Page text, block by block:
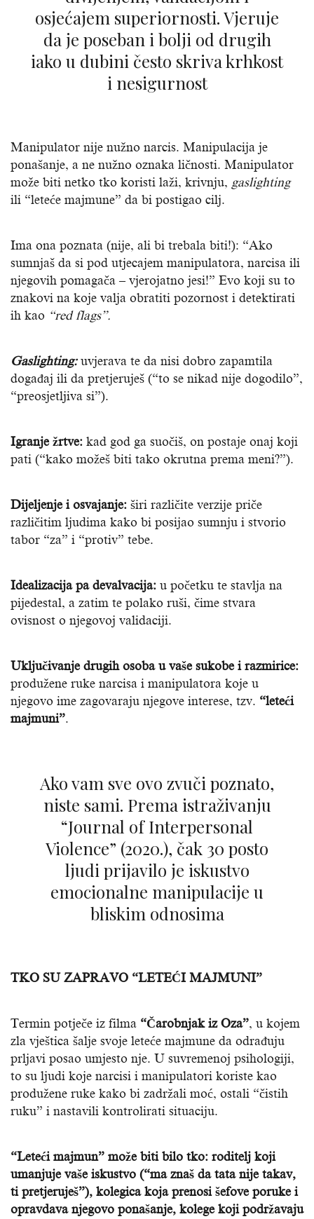
osjećajem superiornosti. Vjeruje
da je poseban i bolji od drugih
iako u dubini često skriva krhkost
i nesigurnost
Manipulator nije nužno narcis. Manipulacija je
ponašanje, a ne nužno oznaka ličnosti. Manipulator
može biti netko tko koristi laži, krivnju, gaslighting
ili “leteće majmune” da bi postigao cilj.
Ima ona poznata (nije, ali bi trebala biti!): “Ako
sumnjaš da si pod utjecajem manipulatora, narcisa ili
njegovih pomagača – vjerojatno jesi!” Evo koji su to
znakovi na koje valja obratiti pozornost i detektirati
ih kao “red flags”.
Gaslighting:uvjerava te da nisi dobro zapamtila
događaj ili da pretjeruješ (“to se nikad nije dogodilo”,
“preosjetljiva si”).
Igranje žrtve: kad god ga suočiš, on postaje onaj koji
pati (“kako možeš biti tako okrutna prema meni?”).
Dijeljenje i osvajanje: širi različite verzije priče
različitim ljudima kako bi posijao sumnju i stvorio
tabor “za” i “protiv” tebe.
Idealizacija pa devalvacija: u početku te stavlja na
pijedestal, a zatim te polako ruši, čime stvara
ovisnost o njegovoj validaciji.
Uključivanje drugih osoba u vaše sukobe i razmirice:
produžene ruke narcisa i manipulatora koje u
njegovo ime zagovaraju njegove interese, tzv. “leteći
majmuni”.
Ako vam sve ovo zvuči poznato,
niste sami. Prema istraživanju
“Journal of Interpersonal
Violence” (2020.), čak 30 posto
ljudi prijavilo je iskustvo
emocionalne manipulacije u
bliskim odnosima
TKO SU ZAPRAVO “LETEĆI MAJMUNI”
Termin potječe iz filma “Čarobnjak iz Oza”, u kojem
zla vještica šalje svoje leteće majmune da odrađuju
prljavi posao umjesto nje. U suvremenoj psihologiji,
to su ljudi koje narcisi i manipulatori koriste kao
produžene ruke kako bi zadržali moć, ostali “čistih
ruku” i nastavili kontrolirati situaciju.
“Leteći majmun” može biti bilo tko: roditelj koji
umanjuje vaše iskustvo (“ma znaš da tata nije takav,
ti pretjeruješ”), kolegica koja prenosi šefove poruke i
opravdava njegovo ponašanje, kolege koji podržavaju